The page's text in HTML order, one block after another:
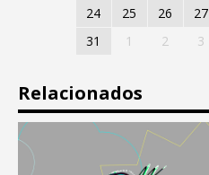
24
25 26 27
31
1 2 3
Relacionados